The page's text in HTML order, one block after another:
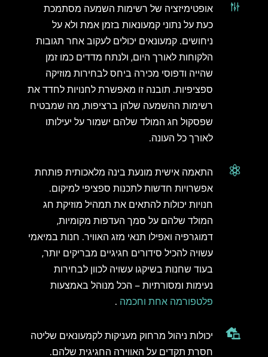
g
אופטימיזציה של רשימות השמעה מסתמכת
כעת על נתוני קמעונאות בזמן אמת ולא על
ניחושים. קמעונאים יכולים לעקוב אחר תגובות
הלקוחות לאורך היום, ולנתח מדדים כמו זמן
שהייה ודפוסי מכירה ביחס לבחירות מוזיקה
ספציפיות. תובנה זו מאפשרת לחנויות לחדד את
רשימות ההשמעה שלהן ברציפות, מה שמבטיח
שפסקול חג המולד שלהם ישמור על יעילותו
לאורך כל העונה.

התאמה אישית מונעת בינה מלאכותית פותחת
אפשרויות חדשות לתכנות ספציפי למיקום.
חנויות יכולות להתאים את תמהיל מוזיקת ​​חג
המולד שלהם על סמך העדפות מקומיות,
דמוגרפיה ואפילו תנאי מזג האוויר. חנות במיאמי
עשויה להכיל סידורים חגיגיים מבריקים יותר,
בעוד שחנות בשיקגו עשויה לכוון לבחירות
נעימות ומסורתיות – הכל מנוהל באמצעות
פלטפורמה אחת וחכמה .

יכולות ניהול מרחוק מעניקות לקמעונאים שליטה
חסרת תקדים על האווירה החגיגית שלהם.